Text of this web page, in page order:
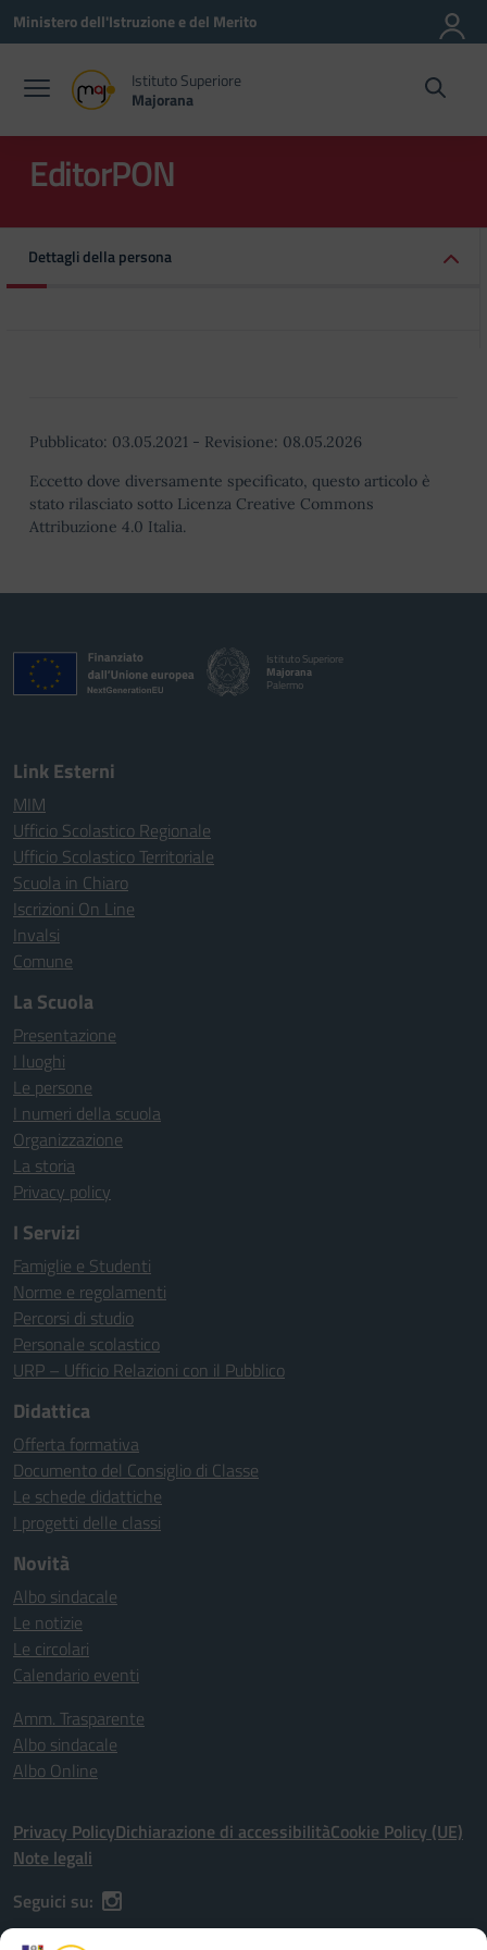
Vai ai contenuti
Vai al menu di navigazione
Vai al footer
Ministero dell'Istruzione e del Merito
Istituto Superiore
Majorana
EditorPON
Dettagli della persona
Pubblicato: 03.05.2021 - Revisione: 08.05.2026
Eccetto dove diversamente specificato, questo articolo è
stato rilasciato sotto Licenza Creative Commons
Attribuzione 4.0 Italia.
Istituto Superiore
Majorana
Palermo
Link Esterni
MIM
Ufficio Scolastico Regionale
Ufficio Scolastico Territoriale
Scuola in Chiaro
Iscrizioni On Line
Invalsi
Comune
La Scuola
Presentazione
I luoghi
Le persone
I numeri della scuola
Organizzazione
La storia
Privacy policy
I Servizi
Famiglie e Studenti
Norme e regolamenti
Percorsi di studio
Personale scolastico
URP – Ufficio Relazioni con il Pubblico
Didattica
Offerta formativa
Documento del Consiglio di Classe
Le schede didattiche
I progetti delle classi
Novità
Albo sindacale
Le notizie
Le circolari
Calendario eventi
Amm. Trasparente
Albo sindacale
Albo Online
Privacy PolicyDichiarazione di accessibilitàCookie Policy (UE)
Note legali
Seguici su: